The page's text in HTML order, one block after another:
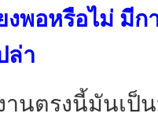
พอหรือไม่ มีก
ล่า
รงนี้มันเป็นป